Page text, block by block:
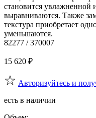
становится увлажненной
выравниваются. Также
текстура приобретает
уменьшаются.
82277 / 370007
15 620 ₽
Авторизуйтесь и
есть в наличии